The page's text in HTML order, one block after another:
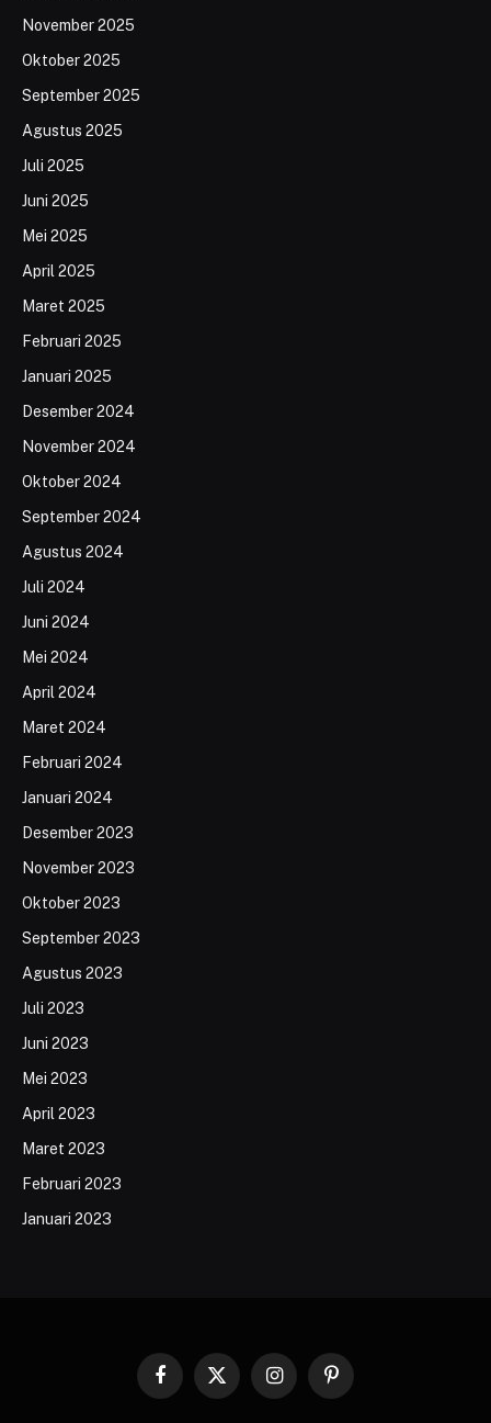
November 2025
Oktober 2025
September 2025
Agustus 2025
Juli 2025
Juni 2025
Mei 2025
April 2025
Maret 2025
Februari 2025
Januari 2025
Desember 2024
November 2024
Oktober 2024
September 2024
Agustus 2024
Juli 2024
Juni 2024
Mei 2024
April 2024
Maret 2024
Februari 2024
Januari 2024
Desember 2023
November 2023
Oktober 2023
September 2023
Agustus 2023
Juli 2023
Juni 2023
Mei 2023
April 2023
Maret 2023
Februari 2023
Januari 2023
Facebook
X
InstagramPinterest